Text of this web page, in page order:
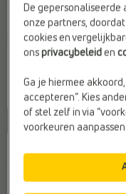
Kleur
Redwood
Maat
Algemeen
Bestel je
De
onze partners,
cookies en
onsprivacybeleid en
Ga je hiermee
accepteren”. Kies
of stel zelf in via
voorkeuren